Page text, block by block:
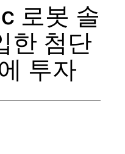
로봇 솔
한 첨단
투자